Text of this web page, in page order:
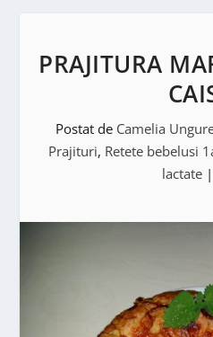
PRAJITURA
Postat de Camelia
Prajituri, Retete bebelusi
lactate |